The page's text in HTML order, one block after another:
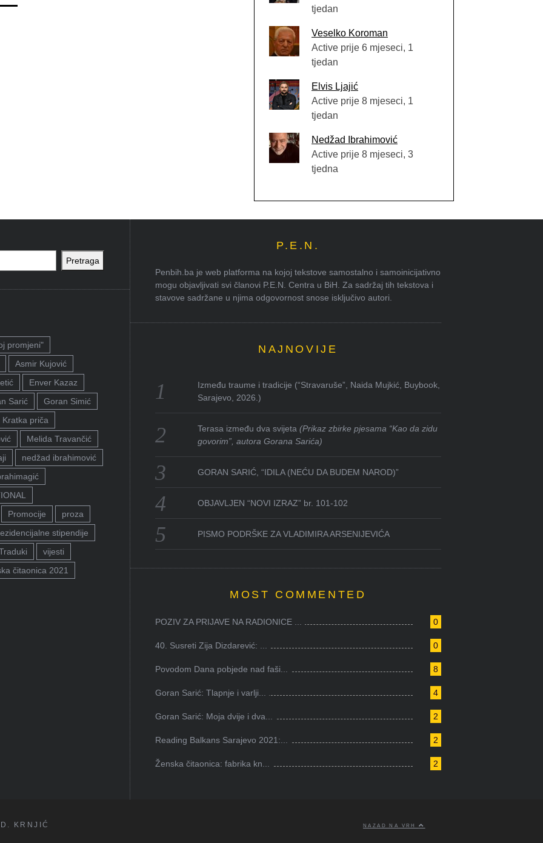
tjedan
Veselko Koroman
Active prije 6 mjeseci, 1
tjedan
Elvis Ljajić
Active prije 8 mjeseci, 1
tjedan
Nedžad Ibrahimović
Active prije 8 mjeseci, 3
tjedna
Pretraga
promjeni"
Asmir Kujović
Enver Kazaz
Sarić
Goran Simić
Kratka priča
Melida Travančić
nedžad ibrahimović
Promocije
proza
stipendije
vijesti
čitaonica 2021
P.E.N.
Penbih.ba je web platforma na kojoj tekstove samostalno i samoinicijativno
mogu objavljivati svi članovi P.E.N. Centra u BiH. Za sadržaj tih tekstova i
stavove sadržane u njima odgovornost snose isključivo autori.
NAJNOVIJE
Između traume i tradicije (“Stravaruše”, Naida Mujkić, Buybook,
Sarajevo, 2026.)
Terasa između dva svijeta(Prikaz zbirke pjesama “Kao da zidu
govorim”, autora Gorana Sarića)
GORAN SARIĆ, “IDILA (NEĆU DA BUDEM NAROD)”
OBJAVLJEN “NOVI IZRAZ” br. 101-102
PISMO PODRŠKE ZA VLADIMIRA ARSENIJEVIĆA
MOST COMMENTED
0
POZIV ZA PRIJAVE NA RADIONICE ...
0
40. Susreti Zija Dizdarević: ...
8
Povodom Dana pobjede nad faši...
4
Goran Sarić: Tlapnje i varlji...
2
Goran Sarić: Moja dvije i dva...
2
Reading Balkans Sarajevo 2021:...
2
Ženska čitaonica: fabrika kn...
KRNJIĆ NAZAD NA VRH